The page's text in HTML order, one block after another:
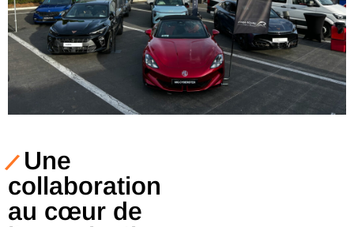
Une
collaboration
au cœur de